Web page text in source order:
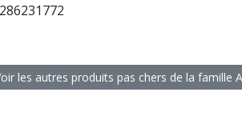
les autres produits pas chers de la famille